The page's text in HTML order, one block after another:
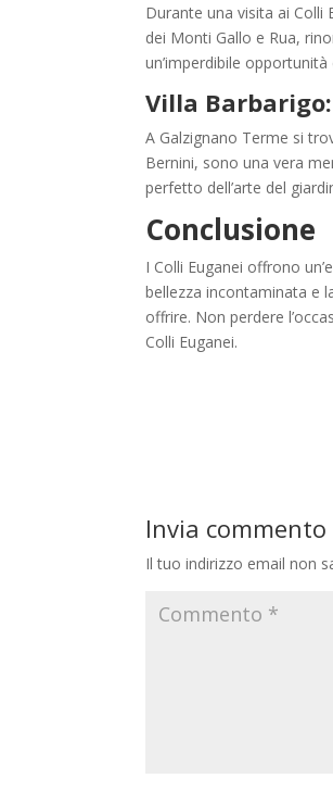
Durante una visita ai Colli
dei Monti Gallo e Rua,
un’imperdibile
Villa
A Galzignano Terme si
Bernini, sono una vera
perfetto dell’arte del
Conclusione
I Colli Euganei offrono
bellezza incontaminata e
offrire. Non perdere
Colli Euganei.
Invia commento
Il tuo indirizzo email non